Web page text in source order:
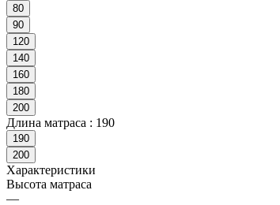
80
90
120
140
160
180
200
Длина матраса : 190
190
200
Характеристики
Высота матраса
—